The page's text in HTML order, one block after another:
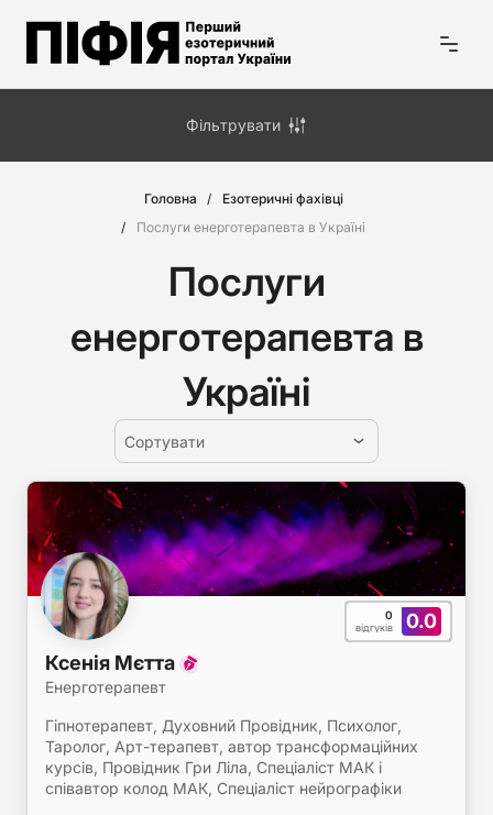
Головна
Езотеричні фахівці
Послуги енерготерапевта в Україні
Послуги
енерготерапевта в
Україні
Сортувати
0.0
0
відгуків
Ксенія Мєтта
Енерготерапевт
Гіпнотерапевт, Духовний Провідник, Психолог,
Таролог, Арт-терапевт, автор трансформаційних
курсів, Провідник Гри Ліла, Спеціаліст МАК і
співавтор колод МАК, Спеціаліст нейрографіки
Фільтрувати